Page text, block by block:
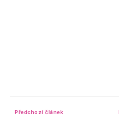
Předchozí článek